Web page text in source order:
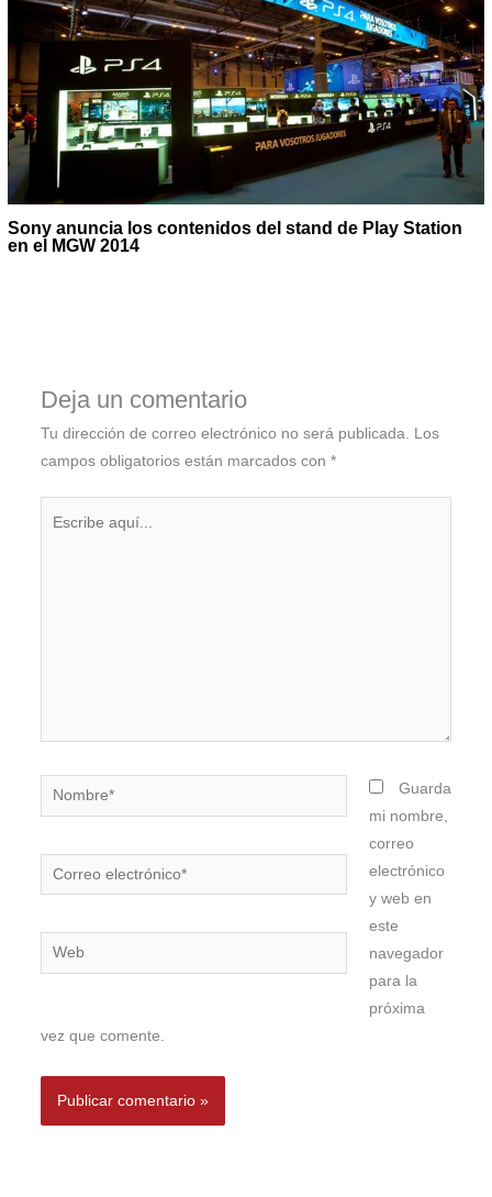
Sony anuncia los contenidos del stand de Play Station
en el MGW 2014
Deja un comentario
Tu dirección de correo electrónico no será publicada.
Los
campos obligatorios están marcados con *
Nombre*
Correo
electrónico*
Web
Guarda
mi nombre,
correo
electrónico
y web en
este
navegador
para la
próxima
vez que comente.